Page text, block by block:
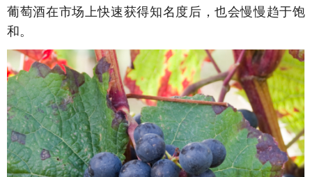
葡萄酒在市场上快速获得知名度后，也会慢慢趋于饱
和。